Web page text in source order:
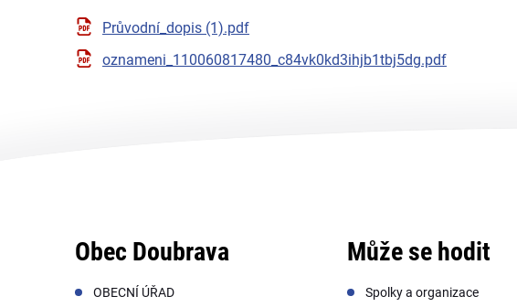
Průvodní_dopis (1).pdf
oznameni_110060817480_c84vk0kd3ihjb1tbj5dg.pdf
Obec Doubrava
OBECNÍ ÚŘAD
Může se hodit
Spolky a organizace